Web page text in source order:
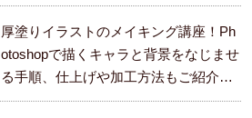
厚塗りイラストのメイキング講座！Ph
otoshopで描くキャラと背景をなじませ
る手順、仕上げや加工方法もご紹介し
ます。